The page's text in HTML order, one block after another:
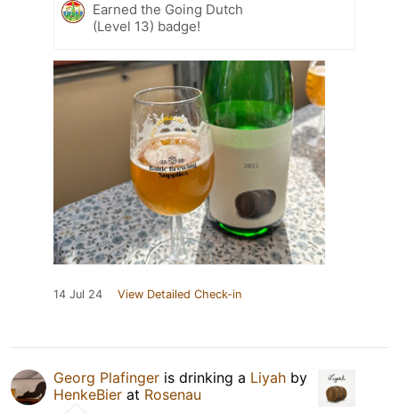
Earned the Going Dutch
(Level 13) badge!
14 Jul 24 View Detailed Check-in
Georg Plafinger is drinking a Liyah by
HenkeBier at Rosenau